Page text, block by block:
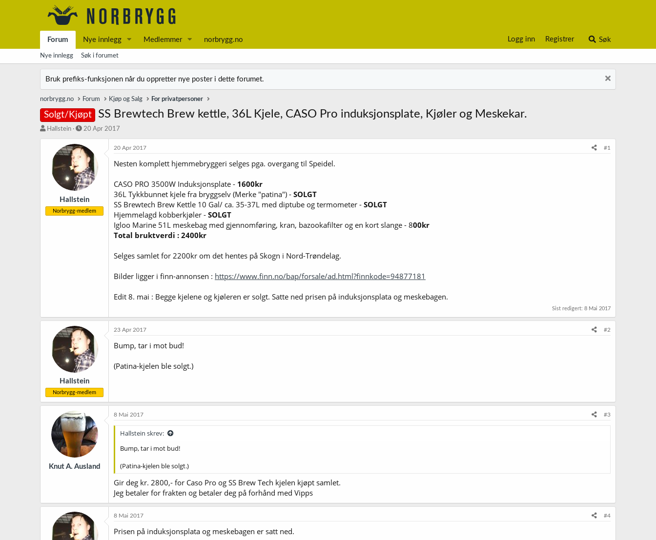
Forum Nye innlegg Medlemmer norbrygg.no Logg inn Registrer Søk
Nye innlegg Søk i forumet
Bruk prefiks-funksjonen når du oppretter nye poster i dette forumet.
norbrygg.no Forum Kjøp og Salg For privatpersoner
Solgt/Kjøpt SS Brewtech Brew kettle, 36L Kjele, CASO Pro induksjonsplate, Kjøler og Meskekar.
T
e
r
Hallstein
S
a
r
d
a
t
o
20 Apr 2017
Hallstein
Norbrygg-medlem
20 Apr 2017 #1
Nesten komplett hjemmebryggeri selges pga. overgang til Speidel.
CASO PRO 3500W Induksjonsplate - 1600kr
36L Tykkbunnet kjele fra bryggselv (Merke "patina") - SOLGT
SS Brewtech Brew Kettle 10 Gal/ ca. 35-37L med diptube og termometer - SOLGT
Hjemmelagd kobberkjøler - SOLGT
Igloo Marine 51L meskebag med gjennomføring, kran, bazookafilter og en kort slange - 800kr
Total bruktverdi : 2400kr
Selges samlet for 2200kr om det hentes på Skogn i Nord-Trøndelag.
Bilder ligger i finn-annonsen : https://www.finn.no/bap/forsale/ad.html?finnkode=94877181
Edit 8. mai : Begge kjelene og kjøleren er solgt. Satte ned prisen på induksjonsplata og meskebagen.
Sist redigert: 8 Mai 2017
Hallstein
Norbrygg-medlem
23 Apr 2017 #2
Bump, tar i mot bud!
(Patina-kjelen ble solgt.)
Knut A. Ausland
8 Mai 2017 #3
Hallstein skrev:
Bump, tar i mot bud!
(Patina-kjelen ble solgt.)
Gir deg kr. 2800,- for Caso Pro og SS Brew Tech kjelen kjøpt samlet.
Jeg betaler for frakten og betaler deg på forhånd med Vipps
8 Mai 2017 #4
Prisen på induksjonsplata og meskebagen er satt ned.